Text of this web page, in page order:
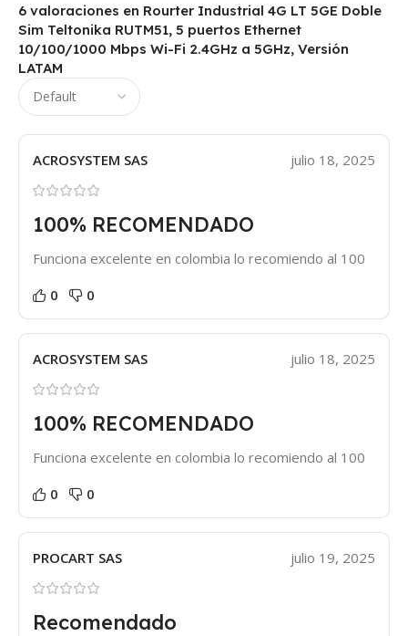
6 valoraciones en Rourter Industrial 4G LT 5GE Doble
Sim Teltonika RUTM51, 5 puertos Ethernet
10/100/1000 Mbps Wi-Fi 2.4GHz a 5GHz, Versión
LATAM
ACROSYSTEM SAS julio 18, 2025
100% RECOMENDADO
Funciona excelente en colombia lo recomiendo al 100
0 0
ACROSYSTEM SAS julio 18, 2025
100% RECOMENDADO
Funciona excelente en colombia lo recomiendo al 100
0 0
PROCART SAS julio 19, 2025
Recomendado